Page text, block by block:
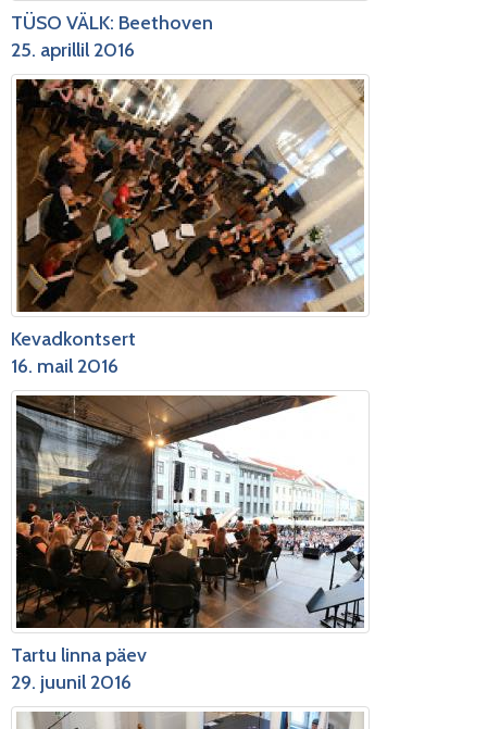
TÜSO VÄLK: Beethoven
25. aprillil 2016
Kevadkontsert
16. mail 2016
Tartu linna päev
29. juunil 2016